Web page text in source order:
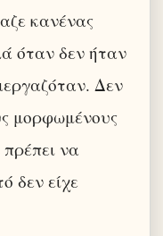
κανένας
όταν δεν ήταν
Δεν
μορφωμένους
να
δεν είχε